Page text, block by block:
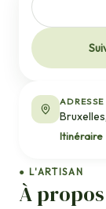
● L'ARTISAN
À propos
ADRESSE
Itinéraire